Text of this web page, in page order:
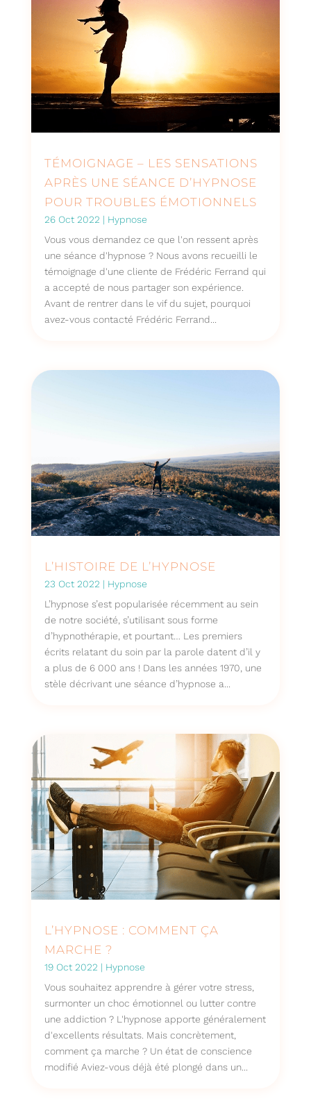
TÉMOIGNAGE – LES SENSATIONS
APRÈS UNE SÉANCE D’HYPNOSE
POUR TROUBLES ÉMOTIONNELS
26 Oct 2022 | Hypnose
Vous vous demandez ce que l'on ressent après
une séance d'hypnose ? Nous avons recueilli le
témoignage d'une cliente de Frédéric Ferrand qui
a accepté de nous partager son expérience.
Avant de rentrer dans le vif du sujet, pourquoi
avez-vous contacté Frédéric Ferrand...
L’HISTOIRE DE L’HYPNOSE
23 Oct 2022 | Hypnose
L’hypnose s’est popularisée récemment au sein
de notre société, s’utilisant sous forme
d’hypnothérapie, et pourtant… Les premiers
écrits relatant du soin par la parole datent d’il y
a plus de 6 000 ans ! Dans les années 1970, une
stèle décrivant une séance d’hypnose a...
L’HYPNOSE : COMMENT ÇA
MARCHE ?
19 Oct 2022 | Hypnose
Vous souhaitez apprendre à gérer votre stress,
surmonter un choc émotionnel ou lutter contre
une addiction ? L'hypnose apporte généralement
d'excellents résultats. Mais concrètement,
comment ça marche ? Un état de conscience
modifié Aviez-vous déjà été plongé dans un...